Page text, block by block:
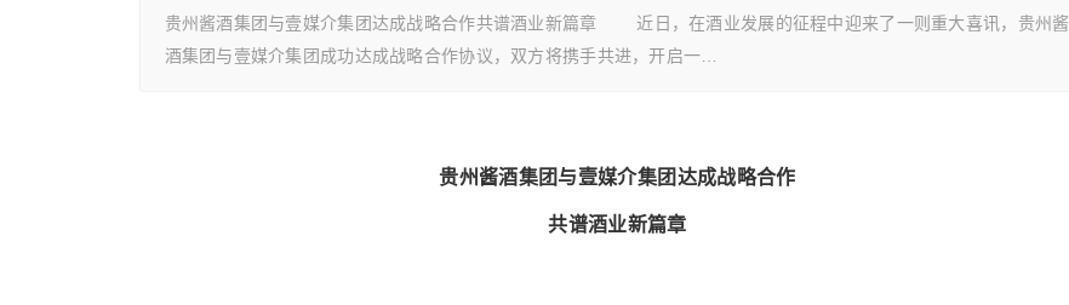
贵州酱酒集团与壹媒介集团达成战略合作共谱酒业新篇章 近日，在酒业发展的征程中迎来了一则重大喜讯，贵州酱
酒集团与壹媒介集团成功达成战略合作协议，双方将携手共进，开启一…
贵州酱酒集团与壹媒介集团达成战略合作
共谱酒业新篇章